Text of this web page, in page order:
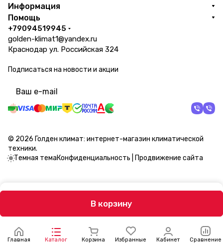
В корзину
Главная Каталог Корзина Избранные Кабинет Сравнение
Информация
Помощь
+79094519945
golden-klimat1@yandex.ru
Краснодар ул. Российская 324
Подписаться на новости и акции
© 2026 Голден климат: интернет-магазин климатической
техники.
Темная темаКонфиденциальность Продвижение сайта